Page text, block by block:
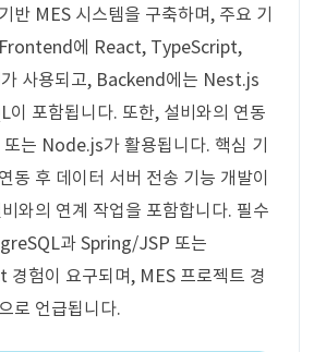
반 MES 시스템을 구축하며, 주요 기
Frontend에 React, TypeScript,
사용되고, Backend에는 Nest.js
포함됩니다. 또한, 설비와의 연동
는 Node.js가 활용됩니다. 핵심 기
동 후 데이터 서버 전송 기능 개발이
와의 연계 작업을 포함합니다. 필수
과 Spring/JSP 또는
험이 요구되며, MES 프로젝트 경
로 언급됩니다.